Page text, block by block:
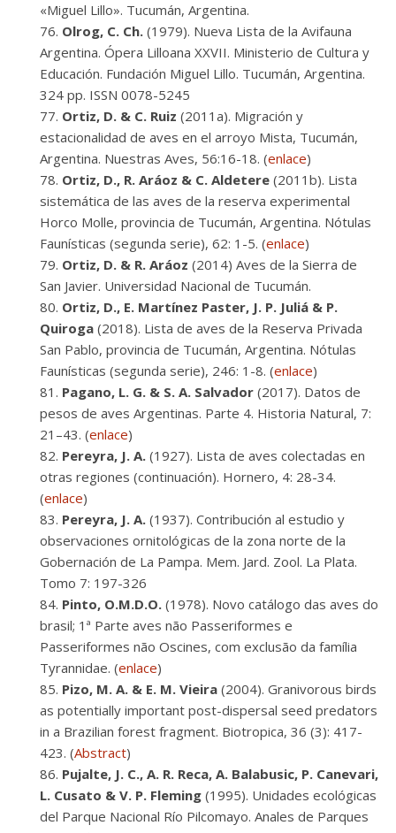
«Miguel Lillo». Tucumán, Argentina.
Olrog, C. Ch. (1979). Nueva Lista de la Avifauna
Argentina. Ópera Lilloana XXVII. Ministerio de Cultura y
Educación. Fundación Miguel Lillo. Tucumán, Argentina.
324 pp. ISSN 0078-5245
Ortiz, D. & C. Ruiz (2011a). Migración y
estacionalidad de aves en el arroyo Mista, Tucumán,
Argentina. Nuestras Aves, 56:16-18. (enlace)
Ortiz, D., R. Aráoz & C. Aldetere (2011b). Lista
sistemática de las aves de la reserva experimental
Horco Molle, provincia de Tucumán, Argentina. Nótulas
Faunísticas (segunda serie), 62: 1-5. (enlace)
Ortiz, D. & R. Aráoz (2014) Aves de la Sierra de
San Javier. Universidad Nacional de Tucumán.
Ortiz, D., E. Martínez Paster, J. P. Juliá & P.
Quiroga (2018). Lista de aves de la Reserva Privada
San Pablo, provincia de Tucumán, Argentina. Nótulas
Faunísticas (segunda serie), 246: 1-8. (enlace)
Pagano, L. G. & S. A. Salvador (2017). Datos de
pesos de aves Argentinas. Parte 4. Historia Natural, 7:
21–43. (enlace)
Pereyra, J. A. (1927). Lista de aves colectadas en
otras regiones (continuación). Hornero, 4: 28-34.
(enlace)
Pereyra, J. A. (1937). Contribución al estudio y
observaciones ornitológicas de la zona norte de la
Gobernación de La Pampa. Mem. Jard. Zool. La Plata.
Tomo 7: 197-326
Pinto, O.M.D.O. (1978). Novo catálogo das aves do
brasil; 1ª Parte aves não Passeriformes e
Passeriformes não Oscines, com exclusão da família
Tyrannidae. (enlace)
Pizo, M. A. & E. M. Vieira (2004). Granivorous birds
as potentially important post-dispersal seed predators
in a Brazilian forest fragment. Biotropica, 36 (3): 417-
423. (Abstract)
Pujalte, J. C., A. R. Reca, A. Balabusic, P. Canevari,
L. Cusato & V. P. Fleming (1995). Unidades ecológicas
del Parque Nacional Río Pilcomayo. Anales de Parques